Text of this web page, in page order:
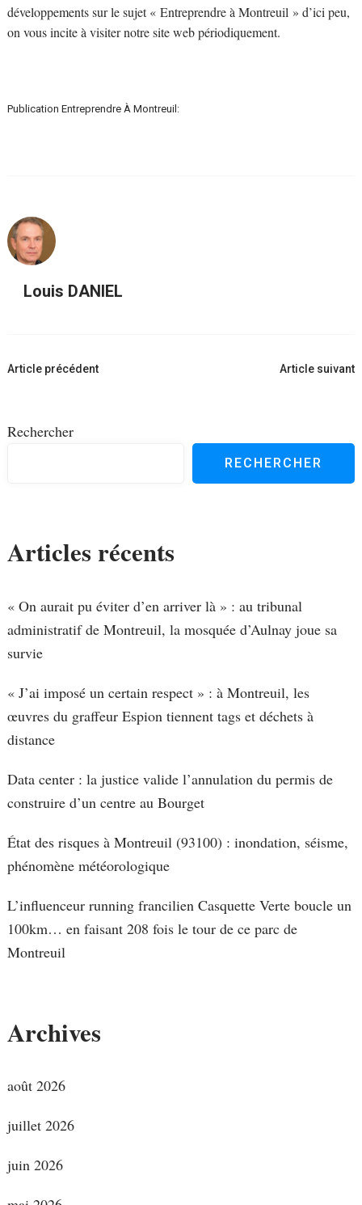
développements sur le sujet « Entreprendre à Montreuil » d’ici peu,
on vous incite à visiter notre site web périodiquement.
Publication Entreprendre À Montreuil:
Louis DANIEL
Navigation
Article précédent Article suivant
Rechercher
RECHERCHER
Articles récents
« On aurait pu éviter d’en arriver là » : au tribunal
administratif de Montreuil, la mosquée d’Aulnay joue sa
survie
« J’ai imposé un certain respect » : à Montreuil, les
œuvres du graffeur Espion tiennent tags et déchets à
distance
Data center : la justice valide l’annulation du permis de
construire d’un centre au Bourget
État des risques à Montreuil (93100) : inondation, séisme,
phénomène météorologique
L’influenceur running francilien Casquette Verte boucle un
100km… en faisant 208 fois le tour de ce parc de
Montreuil
Archives
août 2026
juillet 2026
juin 2026